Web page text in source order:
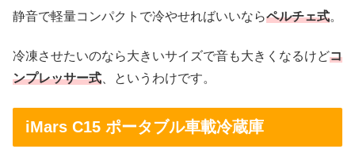
静音で軽量コンパクトで冷やせればいいならペルチェ式。
冷凍させたいのなら大きいサイズで音も大きくなるけどコ
ンプレッサー式 、というわけです。
iMars C15 ポータブル車載冷蔵庫